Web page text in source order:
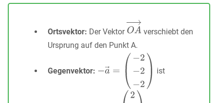
Ortsvektor: Der Vektor
verschiebt den
Ursprung auf den Punkt A.
Gegenvektor: ist